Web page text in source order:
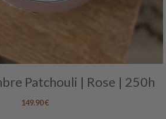
Patchouli | Rose | 250h
149.90€